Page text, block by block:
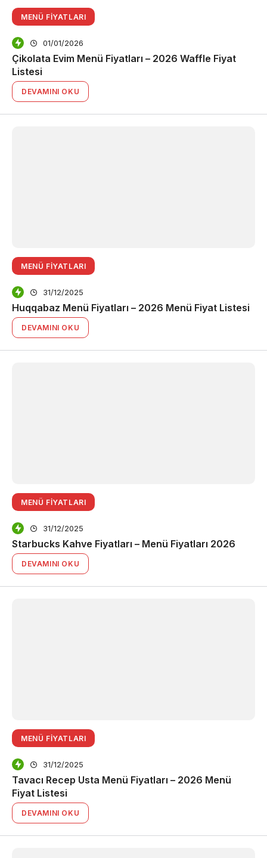
MENÜ FIYATLARI
01/01/2026
Çikolata Evim Menü Fiyatları – 2026 Waffle Fiyat
Listesi
DEVAMINI OKU
MENÜ FIYATLARI
31/12/2025
Huqqabaz Menü Fiyatları – 2026 Menü Fiyat Listesi
DEVAMINI OKU
MENÜ FIYATLARI
31/12/2025
Starbucks Kahve Fiyatları – Menü Fiyatları 2026
DEVAMINI OKU
MENÜ FIYATLARI
31/12/2025
Tavacı Recep Usta Menü Fiyatları – 2026 Menü
Fiyat Listesi
DEVAMINI OKU